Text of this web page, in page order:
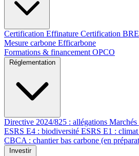
Certification Effinature Certification
Mesure carbone Efficarbone
Formations & financement OPCO
Réglementation
Directive 2024/825 : allégations
ESRS E4 : biodiversité ESRS E1 :
CBCA : chantier bas carbone (en
Investir